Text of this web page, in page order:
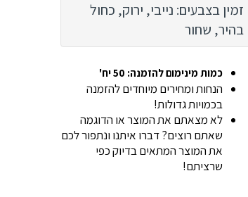
זמין בצבעים: נייבי, ירוק, כחול
בהיר, שחור
כמות מינימום להזמנה: 50 יח'
הנחות ומחירים מיוחדים להזמנה
בכמויות גדולות!
לא מצאתם את המוצר או הדוגמה
שאתם רוצים? דברו איתנו ונתפור לכם
את המוצר המתאים בדיוק כפי
שרציתם!